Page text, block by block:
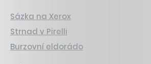
Sázka na Xerox
Strnad v Pirelli
Burzovní eldorádo